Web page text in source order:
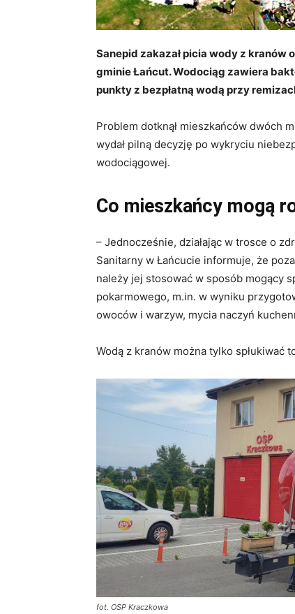
Sanepid zakazał picia wody z kranów
gminie Łańcut. Wodociąg zawiera
punkty z bezpłatną wodą przy
Problem dotknął mieszkańców dwóch
wydał pilną decyzję po wykryciu
wodociągowej.
Co mieszkańcy mogą
– Jednocześnie, działając w trosce o
Sanitarny w Łańcucie informuje, że
należy jej stosować w sposób mogący
pokarmowego, m.in. w wyniku
owoców i warzyw, mycia naczyń
Wodą z kranów można tylko spłukiwać
fot. OSP Kraczkowa